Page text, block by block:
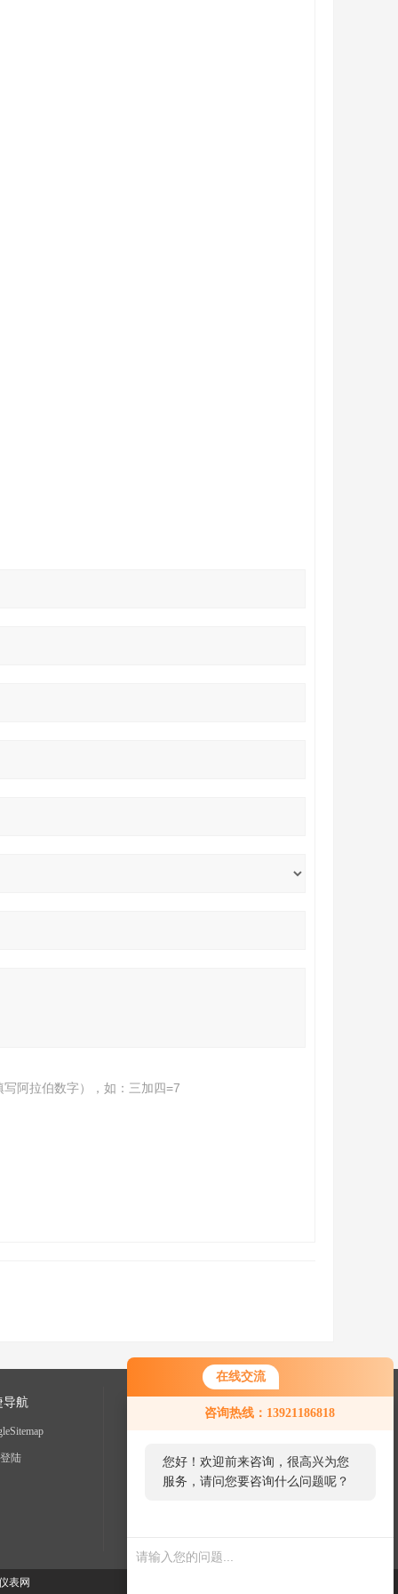
在线交流
咨询热线：13921186818
您好！欢迎前来咨询，很高兴为您
服务，请问您要咨询什么问题呢？
阿拉伯数字），如：三加四=7
导航
陆
表网